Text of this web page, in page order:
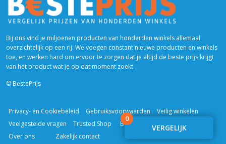
Bij ons vind je miljoenen producten van honderden winkels allemaal
overzichtelijk op een rij. We voegen constant nieuwe producten en winkels
toe, en werken hard om ervoor te zorgen dat je altijd de beste prijs krijgt
van het product wat je op dat moment zoekt.
© BestePrijs
Privacy- en Cookiebeleid Gebruiksvoorwaarden
Veilig winkelen
Veelgestelde vragen
Trusted Shop
Blogs & Reviews
Over ons
Zakelijk contact
0
VERGELIJK